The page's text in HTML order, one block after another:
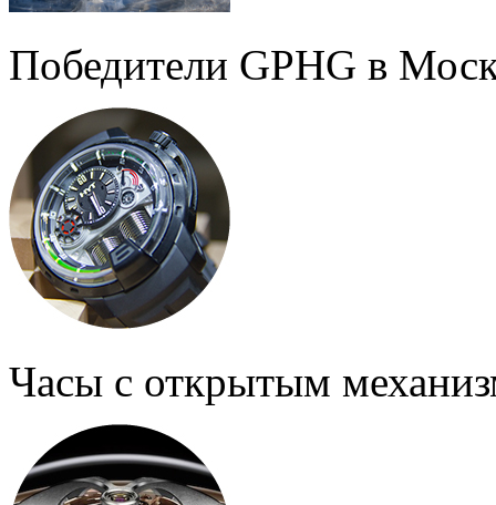
Победители GPHG в
Часы с открытым